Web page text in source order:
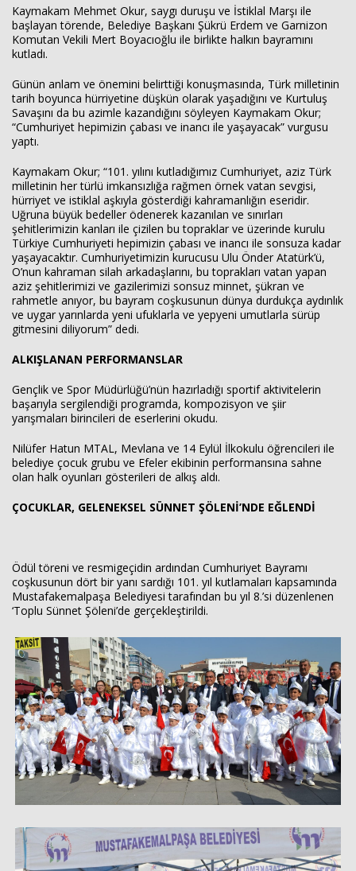
Kaymakam Mehmet Okur, saygı duruşu ve İstiklal Marşı ile
başlayan törende, Belediye Başkanı Şükrü Erdem ve Garnizon
Komutan Vekili Mert Boyacıoğlu ile birlikte halkın bayramını
kutladı.
Günün anlam ve önemini belirttiği konuşmasında, Türk milletinin
tarih boyunca hürriyetine düşkün olarak yaşadığını ve Kurtuluş
Savaşını da bu azimle kazandığını söyleyen Kaymakam Okur;
“Cumhuriyet hepimizin çabası ve inancı ile yaşayacak” vurgusu
yaptı.
Kaymakam Okur; “101. yılını kutladığımız Cumhuriyet, aziz Türk
milletinin her türlü imkansızlığa rağmen örnek vatan sevgisi,
hürriyet ve istiklal aşkıyla gösterdiği kahramanlığın eseridir.
Uğruna büyük bedeller ödenerek kazanılan ve sınırları
şehitlerimizin kanları ile çizilen bu topraklar ve üzerinde kurulu
Türkiye Cumhuriyeti hepimizin çabası ve inancı ile sonsuza kadar
yaşayacaktır. Cumhuriyetimizin kurucusu Ulu Önder Atatürk’ü,
O’nun kahraman silah arkadaşlarını, bu toprakları vatan yapan
aziz şehitlerimizi ve gazilerimizi sonsuz minnet, şükran ve
rahmetle anıyor, bu bayram coşkusunun dünya durdukça aydınlık
ve uygar yarınlarda yeni ufuklarla ve yepyeni umutlarla sürüp
gitmesini diliyorum” dedi.
ALKIŞLANAN PERFORMANSLAR
Gençlik ve Spor Müdürlüğü’nün hazırladığı sportif aktivitelerin
başarıyla sergilendiği programda, kompozisyon ve şiir
yarışmaları birincileri de eserlerini okudu.
Nilüfer Hatun MTAL, Mevlana ve 14 Eylül İlkokulu öğrencileri ile
belediye çocuk grubu ve Efeler ekibinin performansına sahne
olan halk oyunları gösterileri de alkış aldı.
ÇOCUKLAR, GELENEKSEL SÜNNET ŞÖLENİ’NDE EĞLENDİ
Ödül töreni ve resmigeçidin ardından Cumhuriyet Bayramı
coşkusunun dört bir yanı sardığı 101. yıl kutlamaları kapsamında
Mustafakemalpaşa Belediyesi tarafından bu yıl 8.’si düzenlenen
‘Toplu Sünnet Şöleni’de gerçekleştirildi.